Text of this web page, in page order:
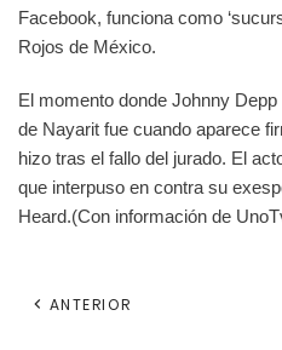
Facebook, funciona como
Rojos de México.
El momento donde Johnny
de Nayarit fue cuando aparece
hizo tras el fallo del jurado. El
que interpuso en contra su
Heard.(Con información de
ANTERIOR